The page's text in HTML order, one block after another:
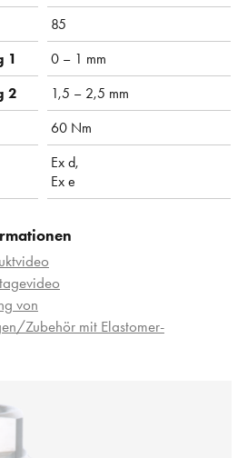
85
1
0 – 1 mm
2
1,5 – 2,5 mm
60 Nm
Ex d,
Ex e
von
Zubehör mit Elastomer-